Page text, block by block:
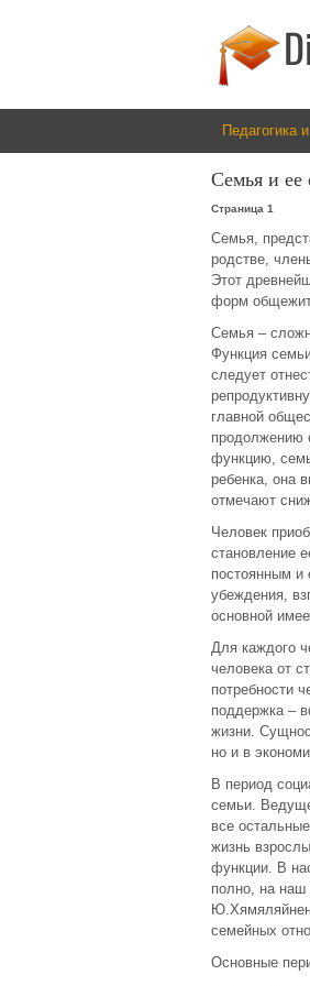
Педагогика
Семья и ее
Страница 1
Семья,
родстве,
Этот
форм
Семья –
Функция
следует
главной
продолжению
функцию,
ребенка, она
отмечают
Человек
становление
постоянным и
убеждения,
основной
Для каждого
человека от
потребности
поддержка –
жизни.
но и в
В период
семьи.
все
жизнь
функции. В
полно, на наш
семейных
Основные